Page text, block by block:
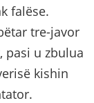
falëse.
tre-javor
pasi u zbulua
kishin